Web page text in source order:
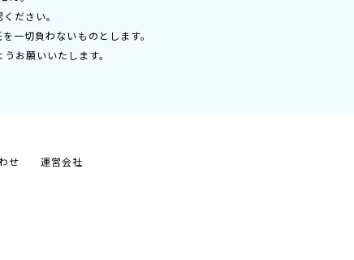
ださい。
一切負わないものとします。
お願いいたします。
せ 運営会社